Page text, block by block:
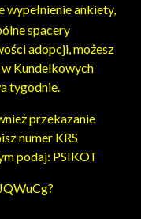
ankiety,
spacery
adopcji, możesz
Kundelkowych
tygodnie.
przekazanie
numer KRS
podaj: PSIKOT